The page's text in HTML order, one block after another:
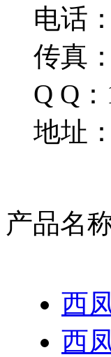
电话
传真
Q Q
地址
产品名
西
西